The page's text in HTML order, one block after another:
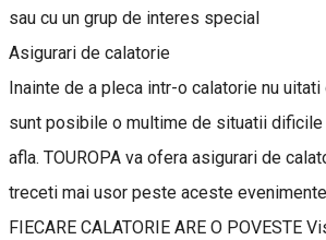
sau cu un grup de interes special
Asigurari de calatorie
Inainte de a pleca intr-o calatorie nu
sunt posibile o multime de situatii dificile
afla. TOUROPA va ofera asigurari de
treceti mai usor peste aceste
FIECARE CALATORIE ARE O POVESTE